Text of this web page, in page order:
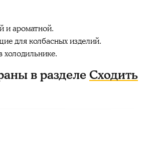
и ароматной.
для колбасных изделий.
холодильнике.
в разделеСходить